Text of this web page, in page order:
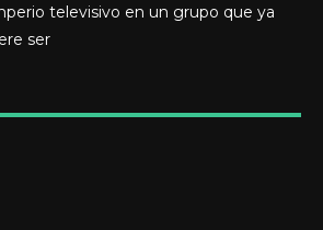
televisivo en un grupo que ya
ser